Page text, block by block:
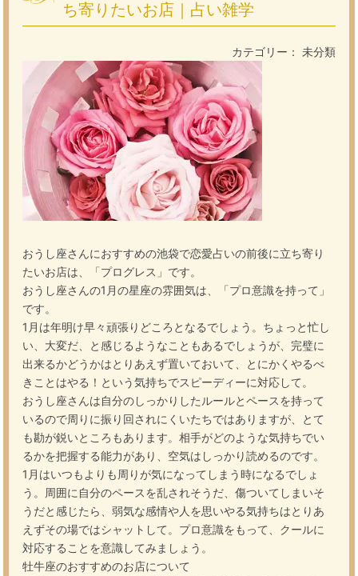
ち寄りたいお店｜占い雑学
カテゴリー： 未分類
おうし座さんにおすすめの池袋で恋愛占いの前後に立ち寄り
たいお店は、「プログレス」です。
おうし座さんの1月の星座の雰囲気は、「プロ意識を持って」
です。
1月は年明け早々頑張りどころとなるでしょう。ちょっと忙し
い、大変だ、と感じるようなこともあるでしょうが、完璧に
出来るかどうかはとりあえず置いておいて、とにかくやるべ
きことはやる！という気持ちでスピーディーに対応して。
おうし座さんは自分のしっかりしたルールとペースを持って
いるので周りに振り回されにくいたちではありますが、とて
も勘が鋭いところもあります。相手がどのような気持ちでい
るかを把握する能力があり、空気はしっかり読めるのです。
1月はいつもよりも周りが気になってしまう時になるでしょ
う。周囲に自分のペースを乱されそうだ、傷ついてしまいそ
うだと感じたら、弱気な感情や人を思いやる気持ちはとりあ
えずその場ではシャットして。プロ意識をもって、クールに
対応することを意識してみましょう。
牡牛座のおすすめのお店について